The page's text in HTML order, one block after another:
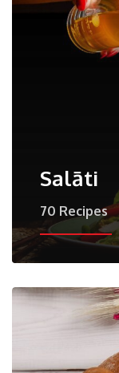
Salāti
70 Recipes